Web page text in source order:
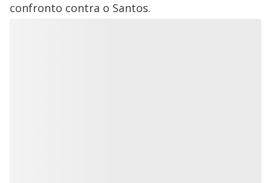
confronto contra o Santos.